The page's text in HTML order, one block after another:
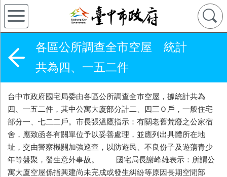
各區公所調查全市空屋 統計
共為四、一五二件
台中市政府國宅局委由各區公所調查全市空屋，據統計共為
四、一五二件，其中公寓大廈部分計二、四三Ｏ戶，一般住宅
部分一、七二二戶。市長張溫鷹指示：有關老舊荒廢之公家宿
舍，應致函各有關單位予以妥善處理，並應列出具體所在地
址，交由警察機關加強巡查，以防遊民、不良份子及遊蕩青少
年等盤聚，發生意外事故。 國宅局長謝峰雄表示：所謂公
寓大廈空屋係指興建尚未完成或發生糾紛等原因長期空閒部